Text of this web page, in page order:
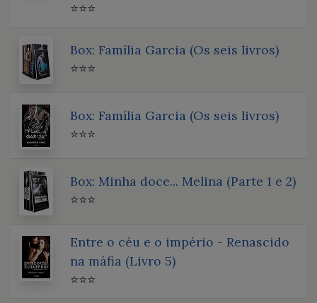
⭐⭐⭐
Box: Família Garcia (Os seis livros)
⭐⭐⭐
Box: Família Garcia (Os seis livros)
⭐⭐⭐
Box: Minha doce... Melina (Parte 1 e 2)
⭐⭐⭐
Entre o céu e o império - Renascido
na máfia (Livro 5)
⭐⭐⭐